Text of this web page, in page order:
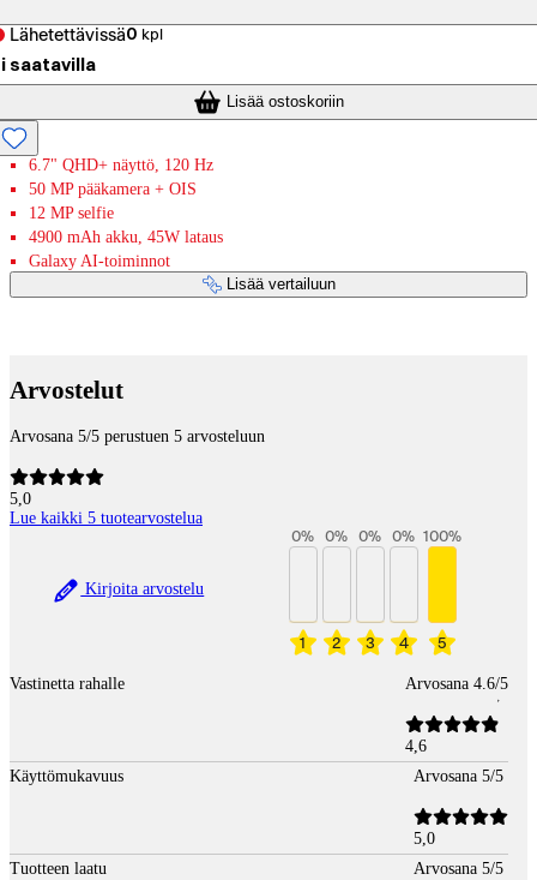
Lähetettävissä0 kpl
saatavilla
Lisää ostoskoriin
6.7" QHD+ näyttö, 120 Hz
50 MP pääkamera + OIS
12 MP selfie
4900 mAh akku, 45W lataus
Galaxy AI-toiminnot
Lisää vertailuun
Arvostelut
Arvosana 5/5 perustuen 5 arvosteluun
5,0
Lue kaikki 5 tuotearvostelua
Kirjoita arvostelu
1
0%
2
0%
3
0%
4
0%
5
100%
Vastinetta rahalle Arvosana 4.6/5
4,6
Käyttömukavuus
Arvosana 5/5
5,0
Tuotteen laatu
Arvosana 5/5